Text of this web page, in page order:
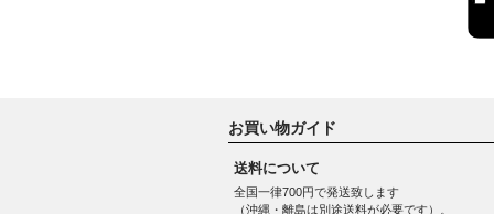
お買い物ガイド
送料について
全国一律700円で発送致します
（沖縄・離島は別途送料が必要です）。